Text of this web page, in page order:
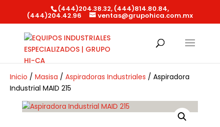
(444)204.38.32, (444)814.80.84,
(444)204.42.96 ventas@grupohica.com.mx
Inicio / Masisa / Aspiradoras Industriales / Aspiradora
Industrial MAID 215